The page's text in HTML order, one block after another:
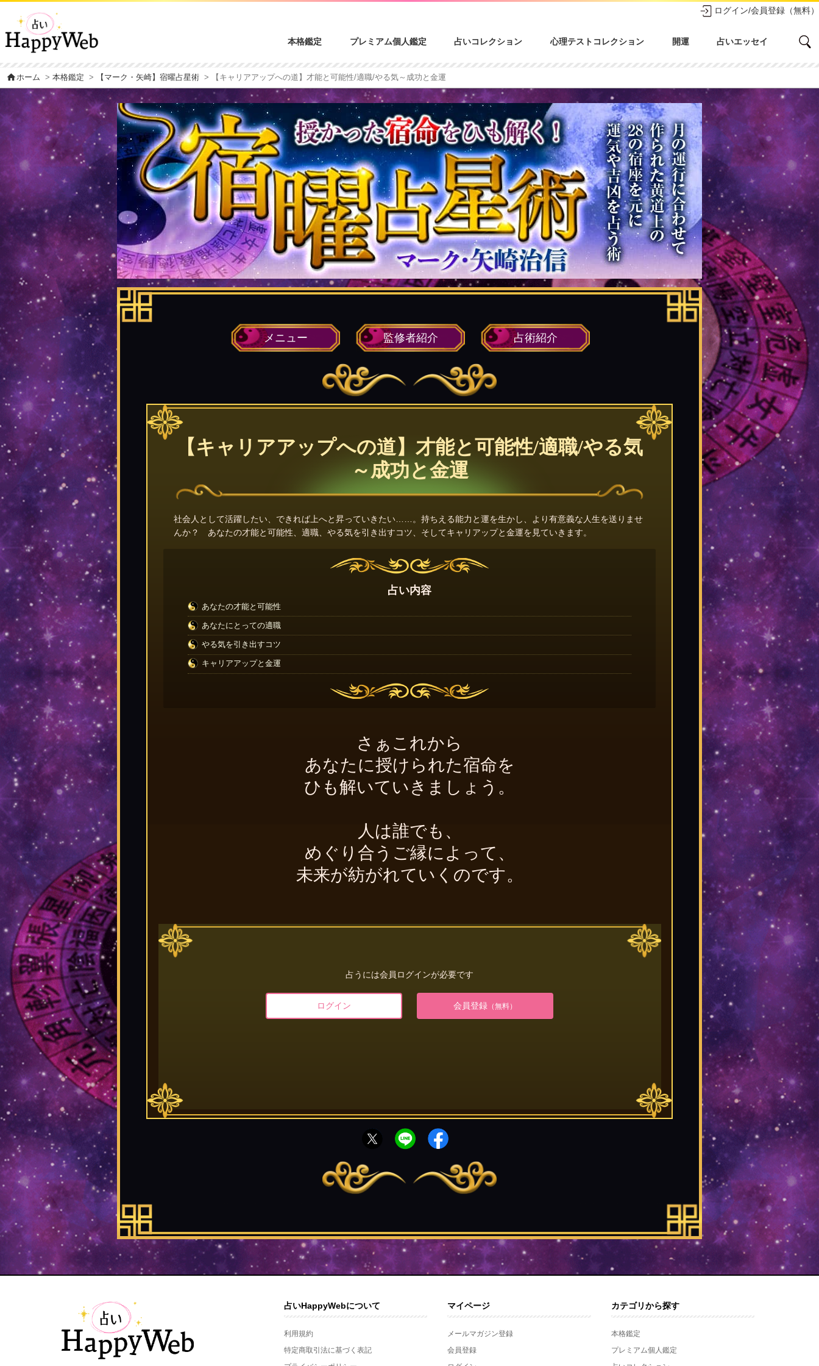
ログイン/会員登録（無料）
本格鑑定 プレミアム個人鑑定 占いコレクション 心理テストコレクション 開運 占いエッセイ
homeホーム > 本格鑑定 > 【マーク・矢崎】宿曜占星術 > 【キャリアアップへの道】才能と可能性/適職/やる気～成功と金運
メニュー 監修者紹介 占術紹介
【キャリアアップへの道】才能と可能性/適職/やる気
～成功と金運
社会人として活躍したい、できれば上へと昇っていきたい……。持ちえる能力と運を生かし、より有意義な人生を送りませ
んか？ あなたの才能と可能性、適職、やる気を引き出すコツ、そしてキャリアップと金運を見ていきます。
占い内容
あなたの才能と可能性
あなたにとっての適職
やる気を引き出すコツ
キャリアアップと金運
さぁこれから
あなたに授けられた宿命を
ひも解いていきましょう。
人は誰でも、
めぐり合うご縁によって、
未来が紡がれていくのです。
占うには会員ログインが必要です
ログイン 会員登録 （無料）
占いHappyWebについて
利用規約
特定商取引法に基づく表記
マイページ
メールマガジン登録
会員登録
カテゴリから探す
本格鑑定
プレミアム個人鑑定